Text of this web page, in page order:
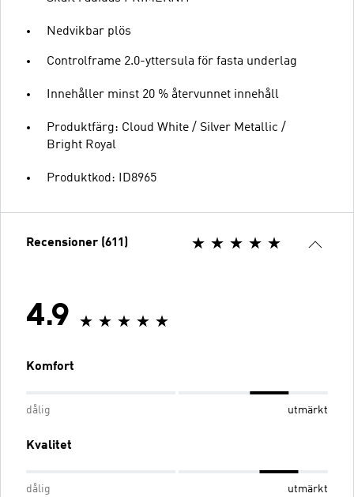
Nedvikbar plös
Controlframe 2.0-yttersula för fasta underlag
Innehåller minst 20 % återvunnet innehåll
Produktfärg: Cloud White / Silver Metallic /
Bright Royal
Produktkod: ID8965
Recensioner (611)
4.9
Komfort
dålig utmärkt
Kvalitet
dålig utmärkt